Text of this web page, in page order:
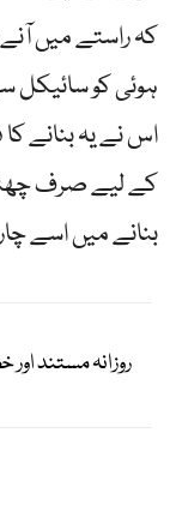
کہ راستے میں
ہوئی کو سائیکل
اس نے یہ بنانے
کے لیے صرف
بنانے میں اسے
روزانہ مستند